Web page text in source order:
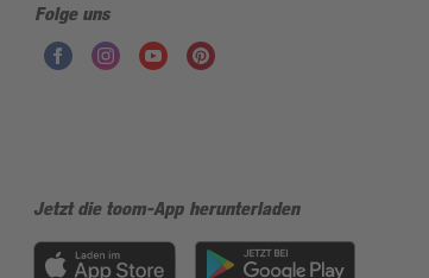
Folge uns
Jetzt die toom-App herunterladen